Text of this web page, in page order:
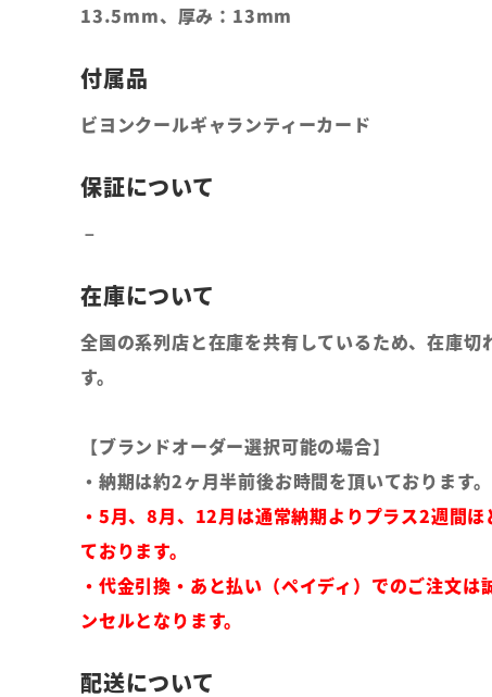
13.5mm、厚み：13mm
ビヨンクールギャランティーカード
全国の系列店と在庫を共有しているため、在庫切
す。
【ブランドオーダー選択可能の場合】
・納期は約2ヶ月半前後お時間を頂いております。
・5月、8月、12月は通常納期よりプラス2週間
ております。
・代金引換・あと払い（ペイディ）でのご注文は
ンセルとなります。